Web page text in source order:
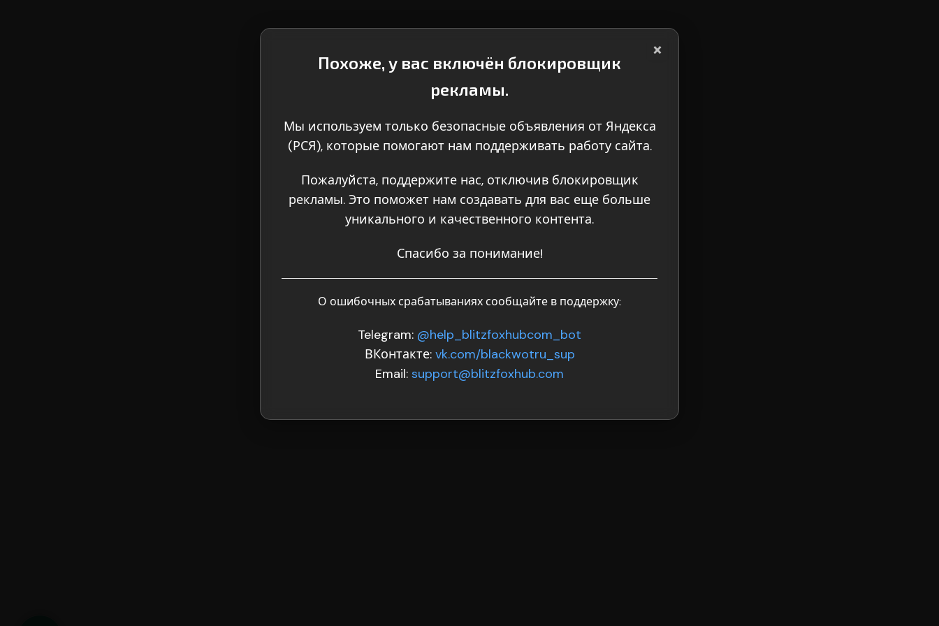
×
Похоже, у вас включён блокировщик
рекламы.
Мы используем только безопасные объявления от Яндекса
(РСЯ), которые помогают нам поддерживать работу сайта.
Пожалуйста, поддержите нас, отключив блокировщик
рекламы. Это поможет нам создавать для вас еще больше
уникального и качественного контента.
Спасибо за понимание!
О ошибочных срабатываниях сообщайте в поддержку:
Telegram: @help_blitzfoxhubcom_bot
ВКонтакте: vk.com/blackwotru_sup
Email: support@blitzfoxhub.com